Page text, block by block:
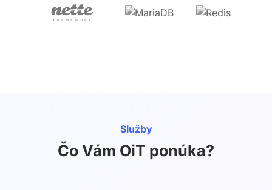
Služby
Čo Vám OiT ponúka?